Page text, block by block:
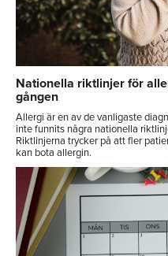
Nationella riktlinjer för
gången
Allergi är en av de vanligaste
inte funnits några nationella
Riktlinjerna trycker på att fler
kan bota allergin.